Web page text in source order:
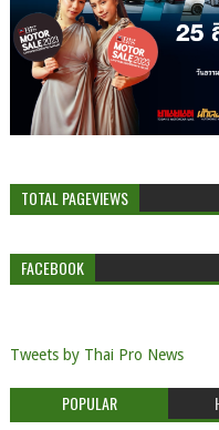
TOTAL PAGEVIEWS
FACEBOOK
Tweets by Thai Pro News
POPULAR